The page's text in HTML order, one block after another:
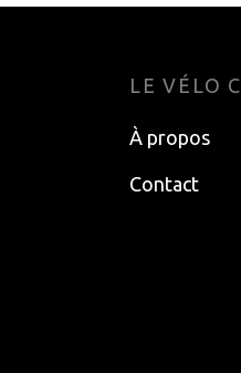
LE VÉLO
À propos
Contact